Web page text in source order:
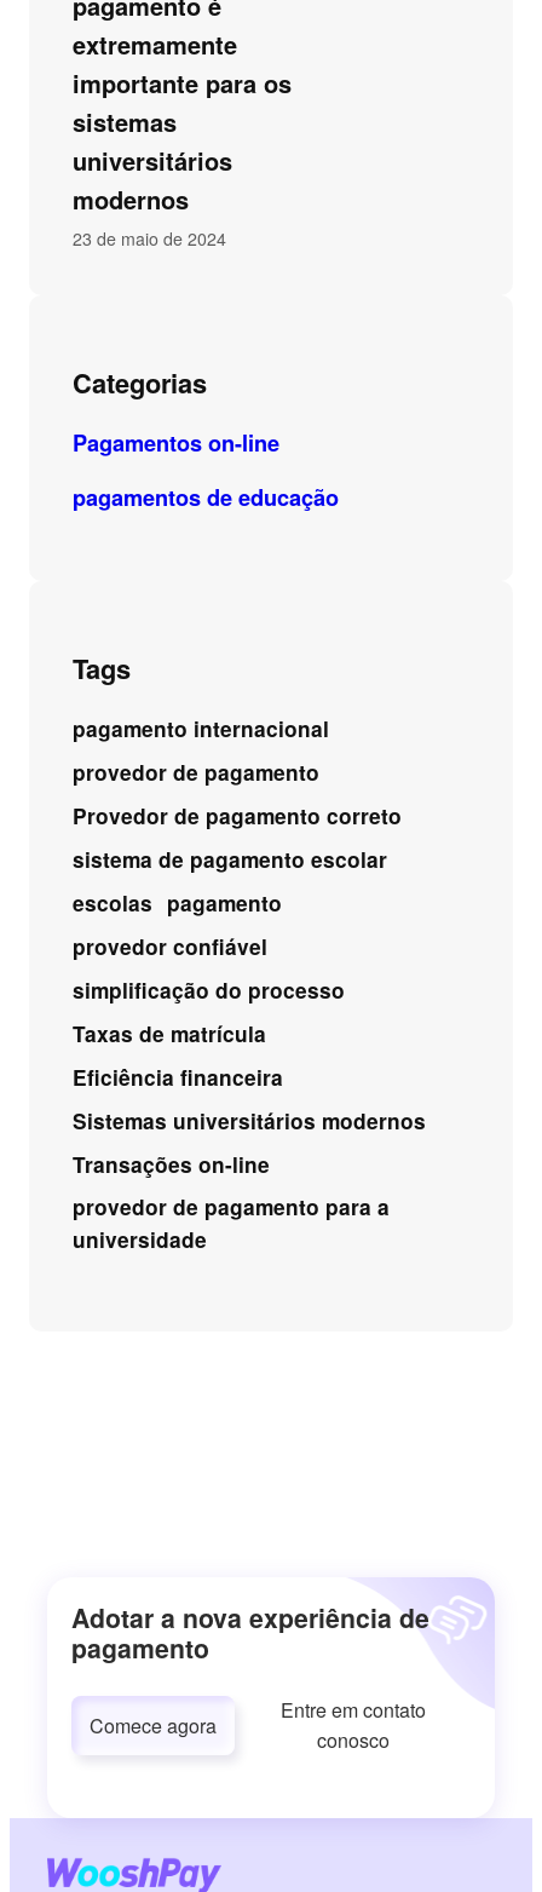
extremamente
importante para os
sistemas
universitários
modernos
23 de maio de 2024
Categorias
Pagamentos on-line
pagamentos de educação
Tags
pagamento internacional
provedor de pagamento
Provedor de pagamento correto
sistema de pagamento escolar
escolas pagamento
provedor confiável
simplificação do processo
Taxas de matrícula
Eficiência financeira
Sistemas universitários modernos
Transações on-line
provedor de pagamento para a
universidade
Adotar a nova experiência de
pagamento
Comece agora
Entre em contato
conosco